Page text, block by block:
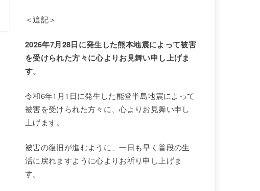
＜追記＞
2026年7月28日に発生した熊本地震によって被害
を受けられた方々に心よりお見舞い申し上げま
す。
令和6年1月1日に発生した能登半島地震によって
被害を受けられた方々に、心よりお見舞い申し
上げます。
被害の復旧が進むように、一日も早く普段の生
活に戻れますように心よりお祈り申し上げま
す。